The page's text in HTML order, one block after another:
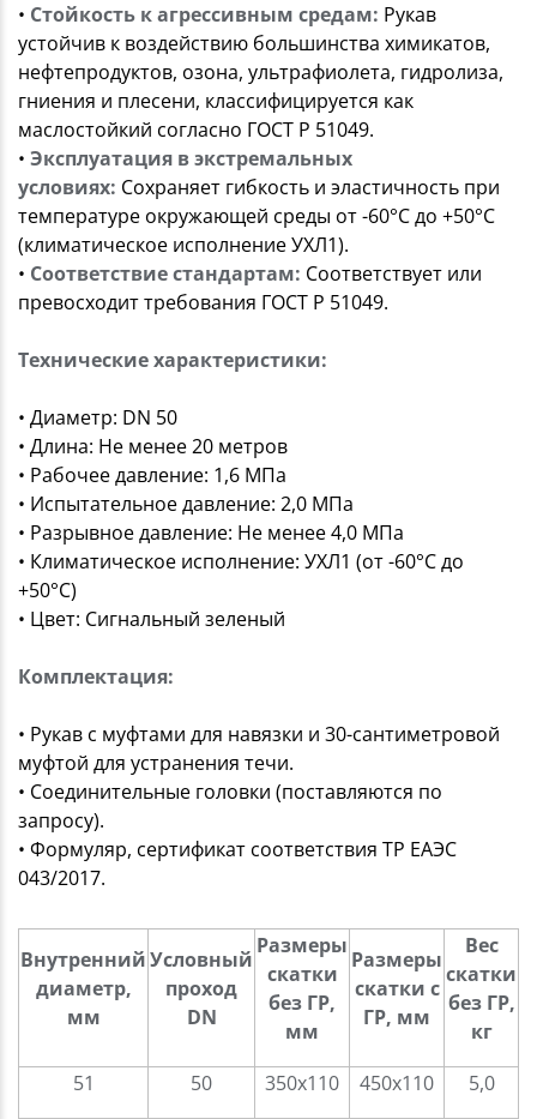
• Стойкость к агрессивным средам: Рукав
устойчив к воздействию большинства химикатов,
нефтепродуктов, озона, ультрафиолета, гидролиза,
гниения и плесени, классифицируется как
маслостойкий согласно ГОСТ Р 51049.
• Эксплуатация в экстремальных
условиях: Сохраняет гибкость и эластичность при
температуре окружающей среды от -60°C до +50°C
(климатическое исполнение УХЛ1).
• Соответствие стандартам: Соответствует или
превосходит требования ГОСТ Р 51049.
Технические характеристики:
• Диаметр: DN 50
• Длина: Не менее 20 метров
• Рабочее давление: 1,6 МПа
• Испытательное давление: 2,0 МПа
• Разрывное давление: Не менее 4,0 МПа
• Климатическое исполнение: УХЛ1 (от -60°C до
+50°C)
• Цвет: Сигнальный зеленый
Комплектация:
• Рукав с муфтами для навязки и 30-сантиметровой
муфтой для устранения течи.
• Соединительные головки (поставляются по
запросу).
• Формуляр, сертификат соответствия ТР ЕАЭС
043/2017.
Внутренний
диаметр,
мм
Условный
проход
DN
Размеры
скатки
без ГР,
мм
Размеры
скатки с
ГР, мм
Вес
скатки
без ГР,
кг
51 50 350х110 450х110
5,0